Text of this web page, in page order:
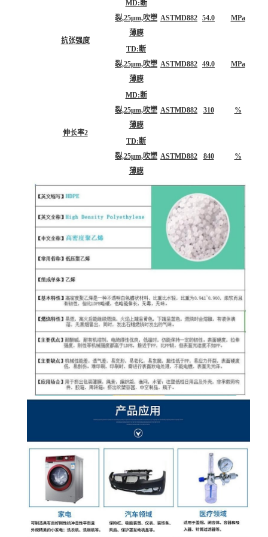
抗张强度
MD:断
裂,25μm,吹塑
薄膜
ASTMD882 54.0 MPa
TD:断
裂,25μm,吹塑
薄膜
ASTMD882 49.0 MPa
伸长率2
MD:断
裂,25μm,吹塑
薄膜
ASTMD882 310 %
TD:断
裂,25μm,吹塑
薄膜
ASTMD882 840 %